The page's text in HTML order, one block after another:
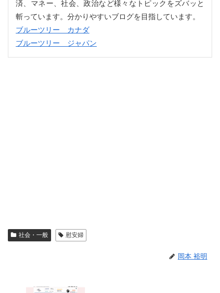
済、マネー、社会、政治など様々なトピックをズバッと
斬っています。分かりやすいブログを目指しています。
ブルーツリー カナダ
ブルーツリー ジャパン
社会・一般 慰安婦
岡本 裕明